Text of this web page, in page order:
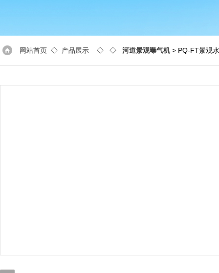
网站首页 ◇ 产品展示 ◇ ◇ 河道景观曝气机> PQ-FT景观